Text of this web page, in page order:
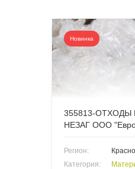
Новинка
355813-ОТХОДЫ
НЕЗАГ ООО
Регион:
Категория: